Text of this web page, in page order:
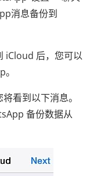
消息备份到
iCloud 后，您可以
看到以下消息。
备份数据从